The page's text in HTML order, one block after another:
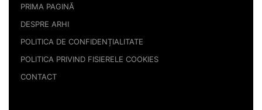
PRIMA PAGINĂ
DESPRE ARHI
POLITICA DE CONFIDENȚIALITATE
POLITICA PRIVIND FISIERELE COOKIES
CONTACT